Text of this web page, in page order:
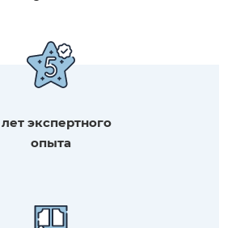
экспертного
опыта